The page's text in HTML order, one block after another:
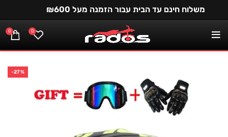
משלוח חינם עד הבית עבור הזמנה מעל ₪600
0
0
-27%